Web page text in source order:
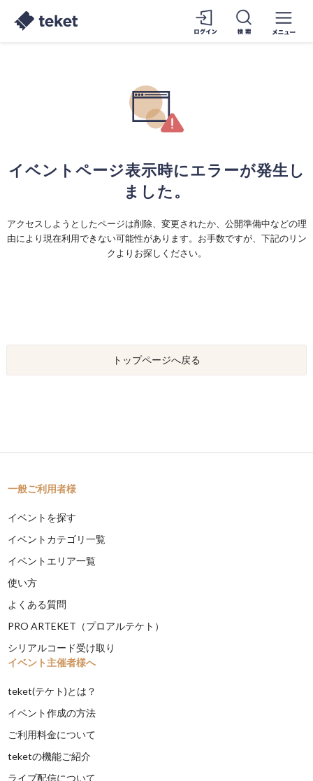
イベントページ表示時にエラーが発生し
ました。
アクセスしようとしたページは削除、変更されたか、公開準備中などの理
由により現在利用できない可能性があります。お手数ですが、下記のリン
クよりお探しください。
トップページへ戻る
一般ご利用者様
イベントを探す
イベントカテゴリ一覧
イベントエリア一覧
使い方
よくある質問
PRO ARTEKET（プロアルテケト）
シリアルコード受け取り
イベント主催者様へ
teket(テケト)とは？
イベント作成の方法
ご利用料金について
teketの機能ご紹介
ライブ配信について